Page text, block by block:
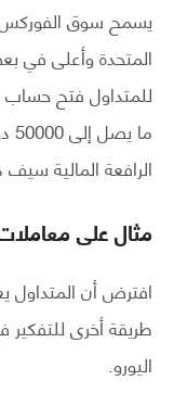
المتحدة وأعلى في
الرافعة المالية
مثال على
افترض أن المتداول
طريقة أخرى
اليورو.